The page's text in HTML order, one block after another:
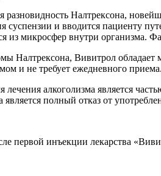
Налтрексона,
суспензии и вводится пациенту
из микросфер внутри организма.
Налтрексона, Вивитрол обладает
и не требует ежедневного
алкоголизма является
полный отказ от
первой инъекции лекарства